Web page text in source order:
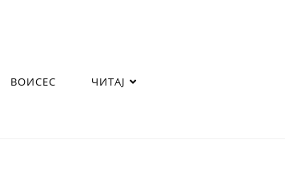
ВОИСЕС ЧИТАЈ